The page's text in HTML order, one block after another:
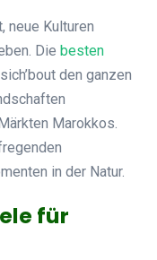
neue Kulturen
Die besten
den ganzen
Marokkos.
in der Natur.
für